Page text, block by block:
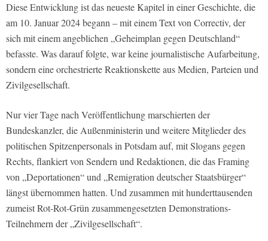
Diese Entwicklung ist das neueste Kapitel in einer Geschichte, die
am 10. Januar 2024 begann – mit einem Text von Correctiv, der
sich mit einem angeblichen „Geheimplan gegen Deutschland“
befasste. Was darauf folgte, war keine journalistische Aufarbeitung,
sondern eine orchestrierte Reaktionskette aus Medien, Parteien und
Zivilgesellschaft.
Nur vier Tage nach Veröffentlichung marschierten der
Bundeskanzler, die Außenministerin und weitere Mitglieder des
politischen Spitzenpersonals in Potsdam auf, mit Slogans gegen
Rechts, flankiert von Sendern und Redaktionen, die das Framing
von „Deportationen“ und „Remigration deutscher Staatsbürger“
längst übernommen hatten. Und zusammen mit hunderttausenden
zumeist Rot-Rot-Grün zusammengesetzten Demonstrations-
Teilnehmern der „Zivilgesellschaft“.